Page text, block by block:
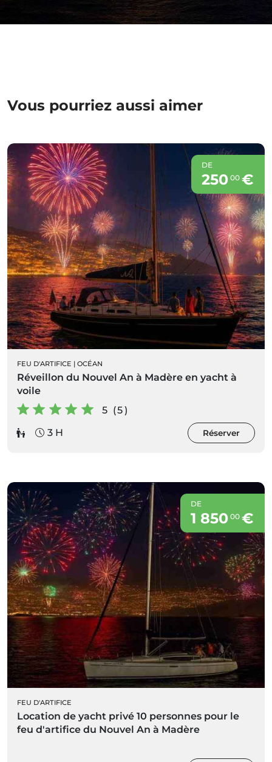
Vous pourriez aussi aimer
DE
250 00€
FEU D'ARTIFICE | OCÉAN
Réveillon du Nouvel An à Madère en yacht à
voile
5 (5)
3 H
Réserver
DE
1 850 00€
FEU D'ARTIFICE
Location de yacht privé 10 personnes pour le
feu d'artifice du Nouvel An à Madère